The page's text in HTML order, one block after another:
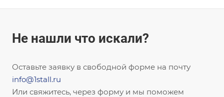
Не нашли что искали?
Оставьте заявку в свободной форме на почту
info@1stall.ru
Или свяжитесь, через форму и мы поможем